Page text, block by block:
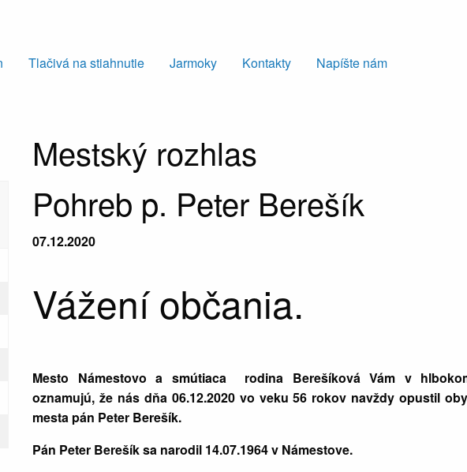
Tlačivá na stiahnutie Jarmoky Kontakty Napíšte nám
Mestský rozhlas
Pohreb p. Peter Berešík
07.12.2020
Vážení občania.
Mesto Námestovo a smútiaca rodina Berešíková Vám v
oznamujú, že nás dňa 06.12.2020 vo veku 56 rokov navždy opustil
mesta pán Peter Berešík.
Pán Peter Berešík sa narodil 14.07.1964 v Námestove.